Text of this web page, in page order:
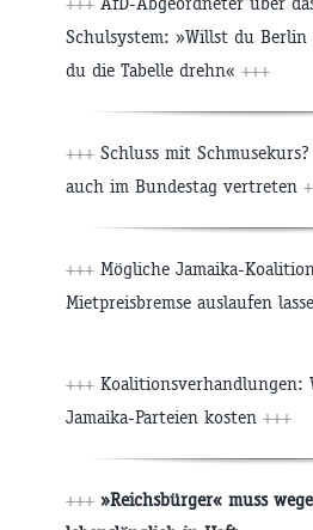
Schulsystem: »Willst du
du die Tabelle drehn« +++
+++ Schluss mit
auch im Bundestag vertreten
+++ Mögliche Jamaika-
Mietpreisbremse auslaufen
+++ Koalitionsverhandlungen:
Jamaika-Parteien kosten +++
+++ »Reichsbürger« muss